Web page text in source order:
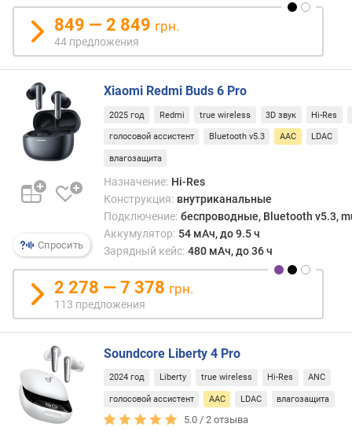
т
в
м
)
т
и
п
к
е
л
з
а
д
849 — 2 849 грн.
44 предложения
Спросить
Xiaomi Redmi Buds 6 Pro
2025 год Redmi true wireless 3D звук Hi-Res
голосовой ассистент Bluetooth v5.3 AAC LDAC
влагозащита
Назначение: Hi-Res
Конструкция: внутриканальные
Подключение: беспроводные, Bluetooth v5.3,
Аккумулятор: 54 мАч, до 9.5 ч
Зарядный кейс: 480 мАч, до 36 ч
2 278 — 7 378 грн.
113 предложения
Soundcore Liberty 4 Pro
2024 год Liberty true wireless Hi-Res ANC
голосовой ассистент AAC LDAC влагозащита
5.0 /2 отзыва